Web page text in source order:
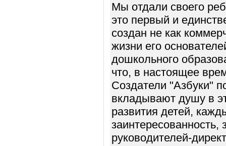
Мы отдали своего
это первый и
создан не как
жизни его
дошкольного
что, в настоящее
Создатели "Азбуки"
вкладывают душу в
развития детей,
заинтересованность,
руководителей-